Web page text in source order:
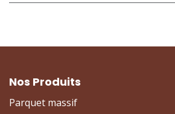
Nos Produits
Parquet massif